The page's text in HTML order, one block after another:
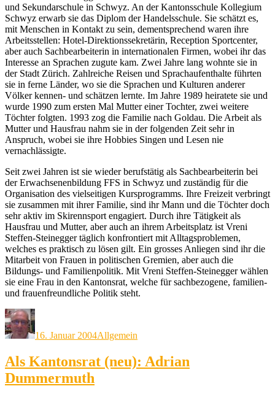
und Sekundarschule in Schwyz. An der Kantonsschule Kollegium
Schwyz erwarb sie das Diplom der Handelsschule. Sie schätzt es,
mit Menschen in Kontakt zu sein, dementsprechend waren ihre
Arbeitsstellen: Hotel-Direktionssekretärin, Reception Sportcenter,
aber auch Sachbearbeiterin in internationalen Firmen, wobei ihr das
Interesse an Sprachen zugute kam. Zwei Jahre lang wohnte sie in
der Stadt Zürich. Zahlreiche Reisen und Sprachaufenthalte führten
sie in ferne Länder, wo sie die Sprachen und Kulturen anderer
Völker kennen- und schätzen lernte. Im Jahre 1989 heiratete sie und
wurde 1990 zum ersten Mal Mutter einer Tochter, zwei weitere
Töchter folgten. 1993 zog die Familie nach Goldau. Die Arbeit als
Mutter und Hausfrau nahm sie in der folgenden Zeit sehr in
Anspruch, wobei sie ihre Hobbies Singen und Lesen nie
vernachlässigte.
Seit zwei Jahren ist sie wieder berufstätig als Sachbearbeiterin bei
der Erwachsenenbildung FFS in Schwyz und zuständig für die
Organisation des vielseitigen Kursprogramms. Ihre Freizeit verbringt
sie zusammen mit ihrer Familie, sind ihr Mann und die Töchter doch
sehr aktiv im Skirennsport engagiert. Durch ihre Tätigkeit als
Hausfrau und Mutter, aber auch an ihrem Arbeitsplatz ist Vreni
Steffen-Steinegger täglich konfrontiert mit Alltagsproblemen,
welches es praktisch zu lösen gilt. Ein grosses Anliegen sind ihr die
Mitarbeit von Frauen in politischen Gremien, aber auch die
Bildungs- und Familienpolitik. Mit Vreni Steffen-Steinegger wählen
sie eine Frau in den Kantonsrat, welche für sachbezogene, familien-
und frauenfreundliche Politik steht.
Autor
Veröffentlicht
am
16. Januar 2004Allgemein
Als Kantonsrat (neu): Adrian
Dummermuth